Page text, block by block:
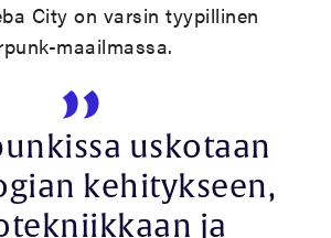
City on varsin tyypillinen
maailmassa.
uskotaan
kehitykseen,
ja